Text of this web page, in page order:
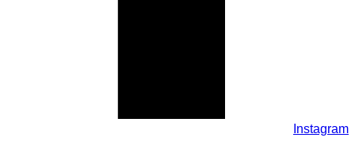
Instagram